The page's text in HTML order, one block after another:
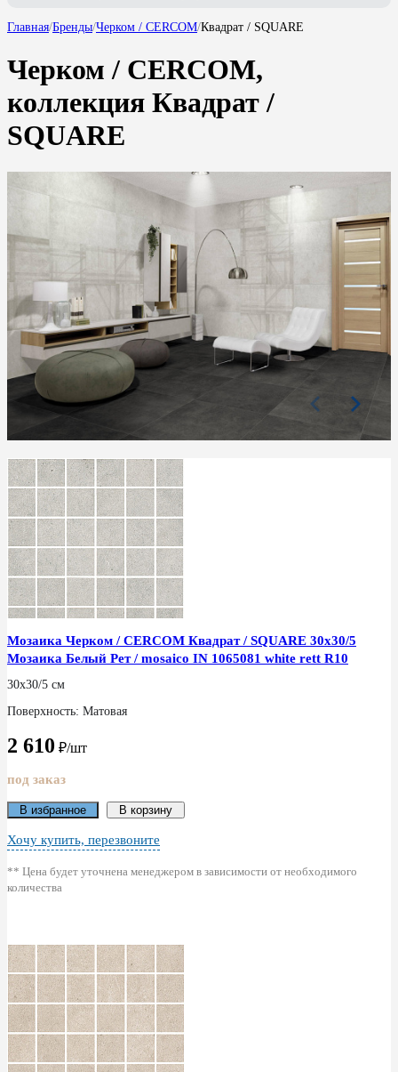
Главная/Бренды/Черком / CERCOM/Квадрат / SQUARE
Черком / CERCOM,
коллекция Квадрат /
SQUARE
Мозаика Черком / CERCOM Квадрат / SQUARE 30x30/5
Мозаика Белый Рет / mosaico IN 1065081 white rett R10
30x30/5 см
Поверхность: Матовая
2 610 ₽/шт
под заказ
В избранное В корзину
Хочу купить, перезвоните
** Цена будет уточнена менеджером в зависимости от необходимого
количества